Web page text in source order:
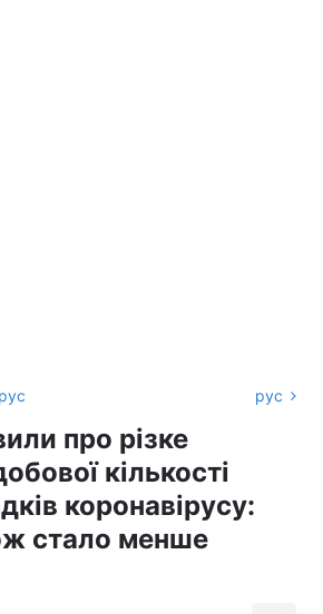
рус
про різке
кількості
коронавірусу:
стало менше